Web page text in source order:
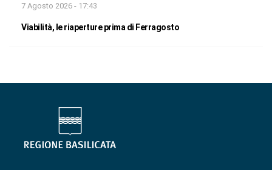
7 Agosto 2026 - 17:43
Viabilità, le riaperture prima di Ferragosto